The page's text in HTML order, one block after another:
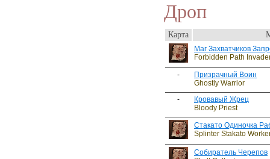
Дроп
Карта
Маг Захватчиков
Forbidden Path
-
Призрачный Воин
Ghostly Warrior
-
Кровавый Жрец
Bloody Priest
Стакато Одиночка
Splinter Stakato
Собиратель Черепов